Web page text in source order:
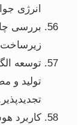
انرژی
بررسی
توسعه
تولید و
کاربرد